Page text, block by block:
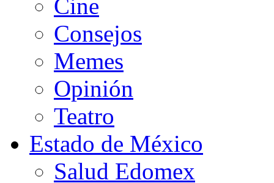
Cine
Consejos
Memes
Opinión
Teatro
Estado de México
Salud Edomex